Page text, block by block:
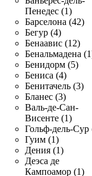
Пенедес (1)
Барселона (42)
Бегур (4)
Бенаавис (12)
Бенальмадена
Бенидорм (5)
Бениса (4)
Бенитачель (3)
Бланес (3)
Валь-де-Сан-
Висенте (1)
Гольф-дель-Сур
Гуим (1)
Дения (1)
Деэса де
Кампоамор (1)